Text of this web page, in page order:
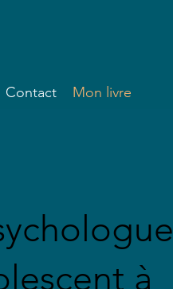
Contact Mon livre
à